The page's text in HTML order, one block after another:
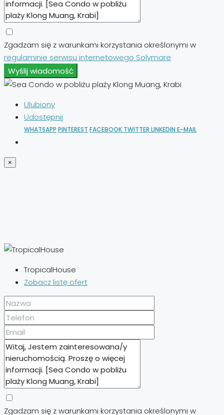
Zgadzam się z warunkami korzystania określonymi w
regulaminie serwisu internetowego Solymare
Wyślij wiadomość
Ulubiony
Udostępnij
WHATSAPP PINTEREST FACEBOOK TWITTER LINKEDIN E-MAIL
×
TropicalHouse
Zobacz listę ofert
Zgadzam się z warunkami korzystania określonymi w